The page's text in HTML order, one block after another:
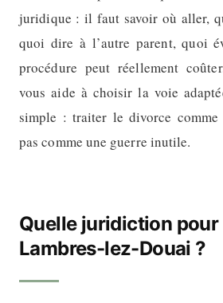
juridique : il faut savoir où aller,
quoi dire à l’autre parent, quoi
procédure peut réellement
vous aide à choisir la voie
simple : traiter le divorce comme
pas comme une guerre inutile.
Quelle juridiction pour
Lambres-lez-Douai ?